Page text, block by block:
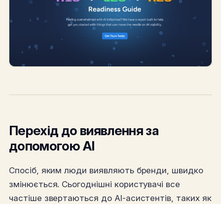
Перехід до виявлення за
допомогою AI
Спосіб, яким люди виявляють бренди, швидко
змінюється. Сьогоднішні користувачі все
частіше звертаються до AI-асистентів, таких як